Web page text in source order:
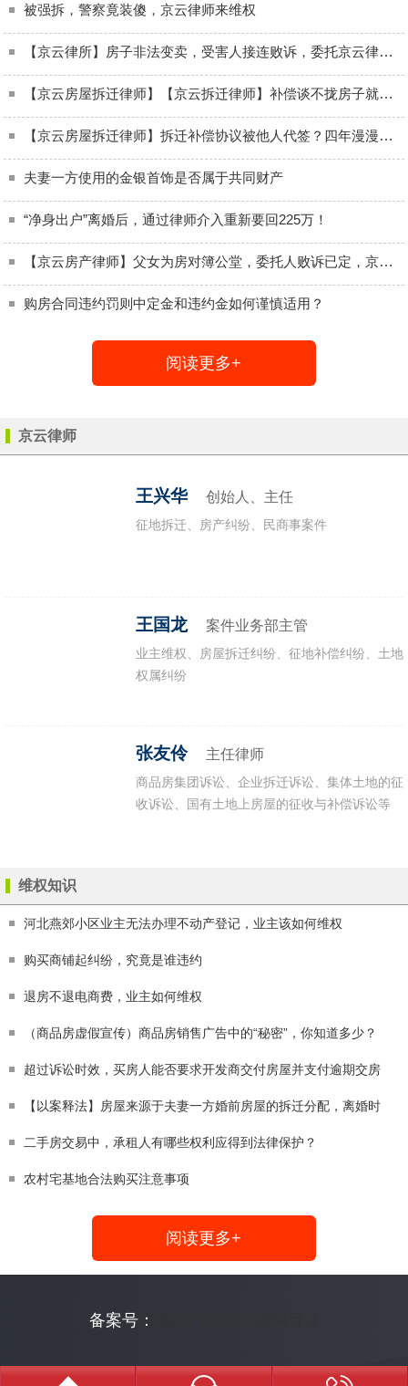
被强拆，警察竟装傻，京云律师来维权
【京云律所】房子非法变卖，受害人接连败诉，委托京云律师抗诉成功
【京云房屋拆迁律师】【京云拆迁律师】补偿谈不拢房子就被扣上违建的帽子？限期拆除通知违法！
【京云房屋拆迁律师】拆迁补偿协议被他人代签？四年漫漫维权路，终得妥善安置
夫妻一方使用的金银首饰是否属于共同财产
“净身出户”离婚后，通过律师介入重新要回225万！
【京云房产律师】父女为房对簿公堂，委托人败诉已定，京云律师强势介入成功翻案
购房合同违约罚则中定金和违约金如何谨慎适用？
阅读更多+
维权知识
业主维权
征地拆迁
京云律师
王兴华 创始人、主任
征地拆迁、房产纠纷、民商事案件
王国龙 案件业务部主管
业主维权、房屋拆迁纠纷、征地补偿纠纷、土地
权属纠纷
张友伶 主任律师
商品房集团诉讼、企业拆迁诉讼、集体土地的征
收诉讼、国有土地上房屋的征收与补偿诉讼等
维权知识
河北燕郊小区业主无法办理不动产登记，业主该如何维权
购买商铺起纠纷，究竟是谁违约
退房不退电商费，业主如何维权
（商品房虚假宣传）商品房销售广告中的“秘密”，你知道多少？
超过诉讼时效，买房人能否要求开发商交付房屋并支付逾期交房
【以案释法】房屋来源于夫妻一方婚前房屋的拆迁分配，离婚时
二手房交易中，承租人有哪些权利应得到法律保护？
农村宅基地合法购买注意事项
阅读更多+
备案号：